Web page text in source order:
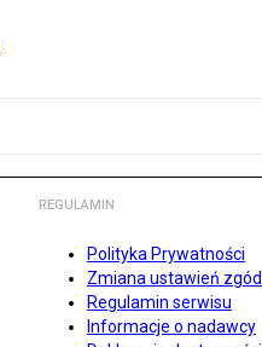
REGULAMIN
Polityka Prywatności
Zmiana ustawień zgód
Regulamin serwisu
Informacje o nadawcy